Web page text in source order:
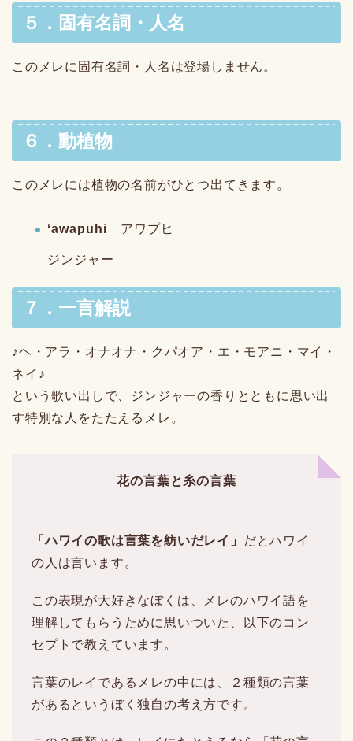
５．固有名詞・人名
このメレに固有名詞・人名は登場しません。
６．動植物
このメレには植物の名前がひとつ出てきます。
ʻawapuhi アワプヒ
ジンジャー
７．一言解説
♪ヘ・アラ・オナオナ・クパオア・エ・モアニ・マイ・
ネイ♪
という歌い出しで、ジンジャーの香りとともに思い出
す特別な人をたたえるメレ。
花の言葉と糸の言葉
「ハワイの歌は言葉を紡いだレイ」 だとハワイ
の人は言います。
この表現が大好きなぼくは、メレのハワイ語を
理解してもらうために思いついた、以下のコン
セプトで教えています。
言葉のレイであるメレの中には、２種類の言葉
があるというぼく独自の考え方です。